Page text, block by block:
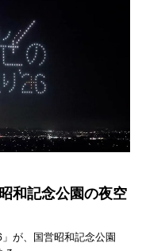
和記念公園の夜空
が、国営昭和記念公園